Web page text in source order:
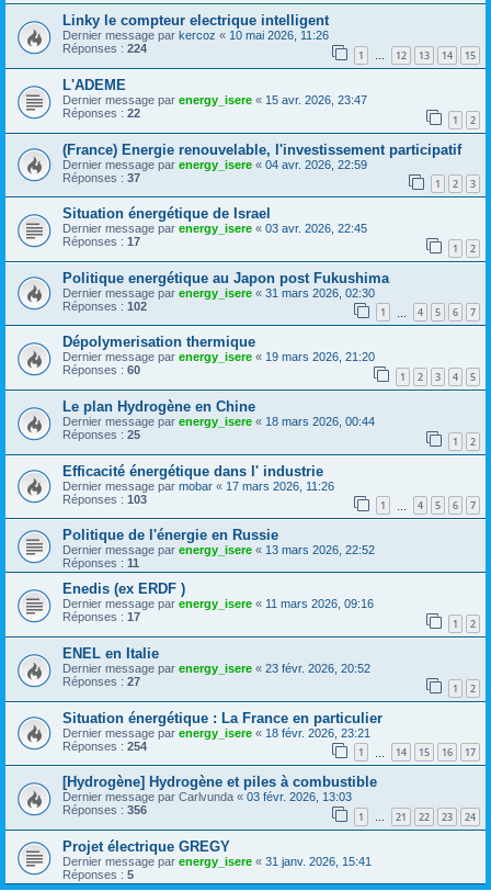
Linky le compteur electrique intelligent
Dernier message par kercoz « 10 mai 2026, 11:26
Réponses : 224 1 … 12 13 14 15
L'ADEME
Dernier message par energy_isere « 15 avr. 2026, 23:47
Réponses : 22 1 2
(France) Energie renouvelable, l'investissement participatif
Dernier message par energy_isere « 04 avr. 2026, 22:59
Réponses : 37 1 2 3
Situation énergétique de Israel
Dernier message par energy_isere « 03 avr. 2026, 22:45
Réponses : 17 1 2
Politique energétique au Japon post Fukushima
Dernier message par energy_isere « 31 mars 2026, 02:30
Réponses : 102 1 4 5 6 7
Dépolymerisation thermique
Dernier message par energy_isere « 19 mars 2026, 21:20
Réponses : 60 1 2 3 4 5
Le plan Hydrogène en Chine
Dernier message par energy_isere « 18 mars 2026, 00:44
Réponses : 25 1 2
Efficacité énergétique dans l' industrie
Dernier message par mobar « 17 mars 2026, 11:26
Réponses : 103 1 4 5 6 7
Politique de l'énergie en Russie
Dernier message par energy_isere « 13 mars 2026, 22:52
Réponses : 11
Enedis (ex ERDF )
Dernier message par energy_isere « 11 mars 2026, 09:16
Réponses : 17 1 2
ENEL en Italie
Dernier message par energy_isere « 23 févr. 2026, 20:52
Réponses : 27 1 2
Situation énergétique : La France en particulier
Dernier message par energy_isere « 18 févr. 2026, 23:21
Réponses : 254 1 14 15 16 17
[Hydrogène] Hydrogène et piles à combustible
Dernier message par Carlvunda « 03 févr. 2026, 13:03
Réponses : 356 1 … 21 22 23 24
Projet électrique GREGY
Dernier message par energy_isere « 31 janv. 2026, 15:41
Réponses : 5